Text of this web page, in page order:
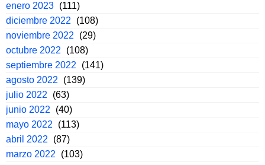
enero 2023 (111)
diciembre 2022
(108)
noviembre 2022
(29)
octubre 2022
(108)
septiembre 2022
(141)
agosto 2022
(139)
julio 2022
(63)
junio 2022
(40)
mayo 2022
(113)
abril 2022
(87)
marzo 2022
(103)